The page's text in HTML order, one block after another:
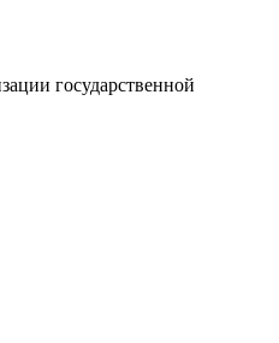
государственной